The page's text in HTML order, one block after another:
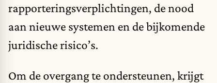
rapporteringsverplichtingen, de nood
aan nieuwe systemen en de bijkomende
juridische risico’s.
Om de overgang te ondersteunen, krijgt